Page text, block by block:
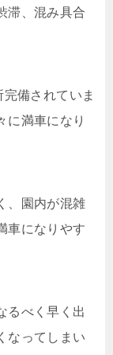
滞、混み具合
備されていま
に満車になり
、園内が混雑
車になりやす
るべく早く出
なってしまい